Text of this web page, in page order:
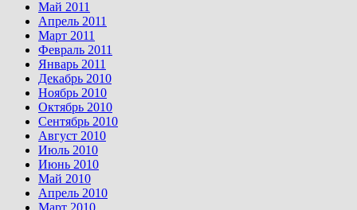
Май 2011
Апрель 2011
Март 2011
Февраль 2011
Январь 2011
Декабрь 2010
Ноябрь 2010
Октябрь 2010
Сентябрь 2010
Август 2010
Июль 2010
Июнь 2010
Май 2010
Апрель 2010